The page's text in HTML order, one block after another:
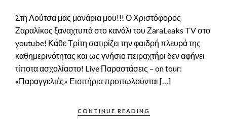
Στη Λούτσα μας μανάρια μου!!! Ο Χριστόφορος
Ζαραλίκος ξαναχτυπά στο κανάλι του ΖaraLeaks TV στο
youtube! Κάθε Τρίτη σατιρίζει την φαιδρή πλευρά της
καθημερινότητας και ως γνήσιο πειραχτήρι δεν αφήνει
τίποτα ασχολίαστο! Live Παραστάσεις – on tour:
«Παραγγελιές» Εισιτήρια προπωλούνται […]
CONTINUE READING